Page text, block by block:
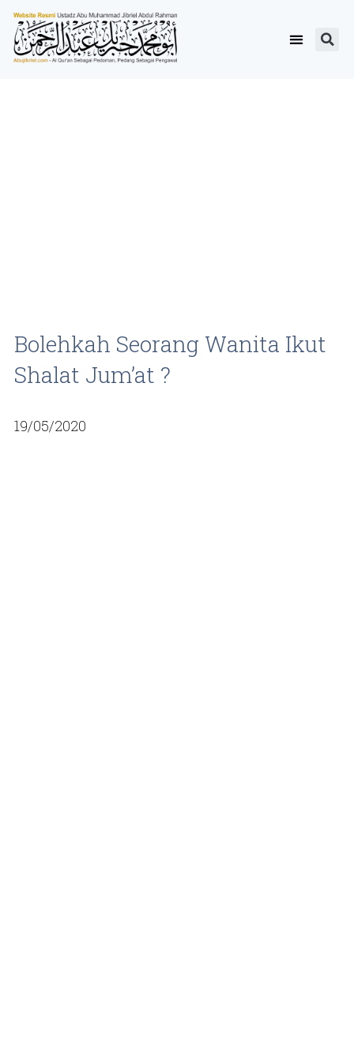
Bolehkah Seorang Wanita Ikut
Shalat Jum’at ?
19/05/2020